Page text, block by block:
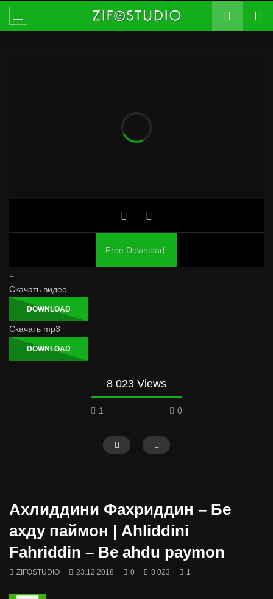
Free Download
Скачать видео
DOWNLOAD
Скачать mp3
DOWNLOAD
8 023 Views
1 0
Ахлиддини Фахриддин – Бе
ахду паймон | Ahliddini
Fahriddin – Be ahdu paymon
ZIFOSTUDIO 23.12.2018 0 8 023 1